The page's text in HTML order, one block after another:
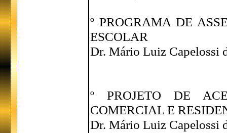
º PROGRAMA DE
ESCOLAR
Dr. Mário Luiz Capelossi
º PROJETO DE
COMERCIAL E
Dr. Mário Luiz Capelossi